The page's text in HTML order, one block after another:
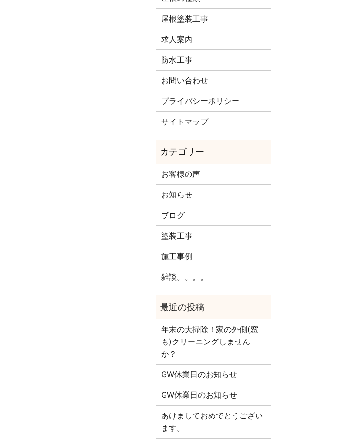
屋根塗装工事
求人案内
防水工事
お問い合わせ
プライバシーポリシー
サイトマップ
お客様の声
お知らせ
ブログ
塗装工事
施工事例
雑談。。。。
年末の大掃除！家の外側(窓
も)クリーニングしません
か？
GW休業日のお知らせ
GW休業日のお知らせ
あけましておめでとうござい
ます。